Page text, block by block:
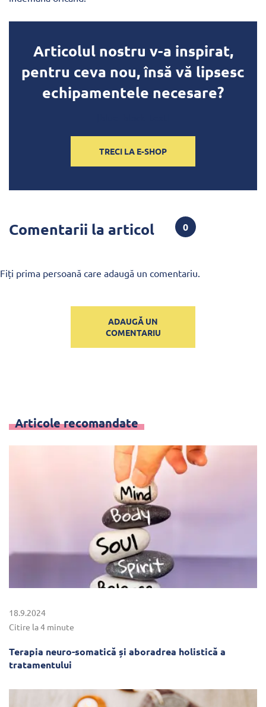
Articolul nostru v-a inspirat,
pentru ceva nou, însă vă lipsesc
echipamentele necesare?
TRECI LA E-SHOP
Comentarii la articol 0
Fiți prima persoană care adaugă un comentariu.
ADAUGĂ UN
COMENTARIU
Articole recomandate
18.9.2024
Citire la 4 minute
Terapia neuro-somatică și aboradrea holistică a
tratamentului